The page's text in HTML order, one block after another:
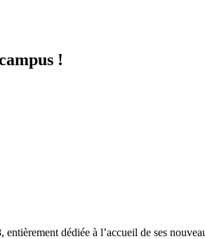
!
dédiée à l’accueil de ses